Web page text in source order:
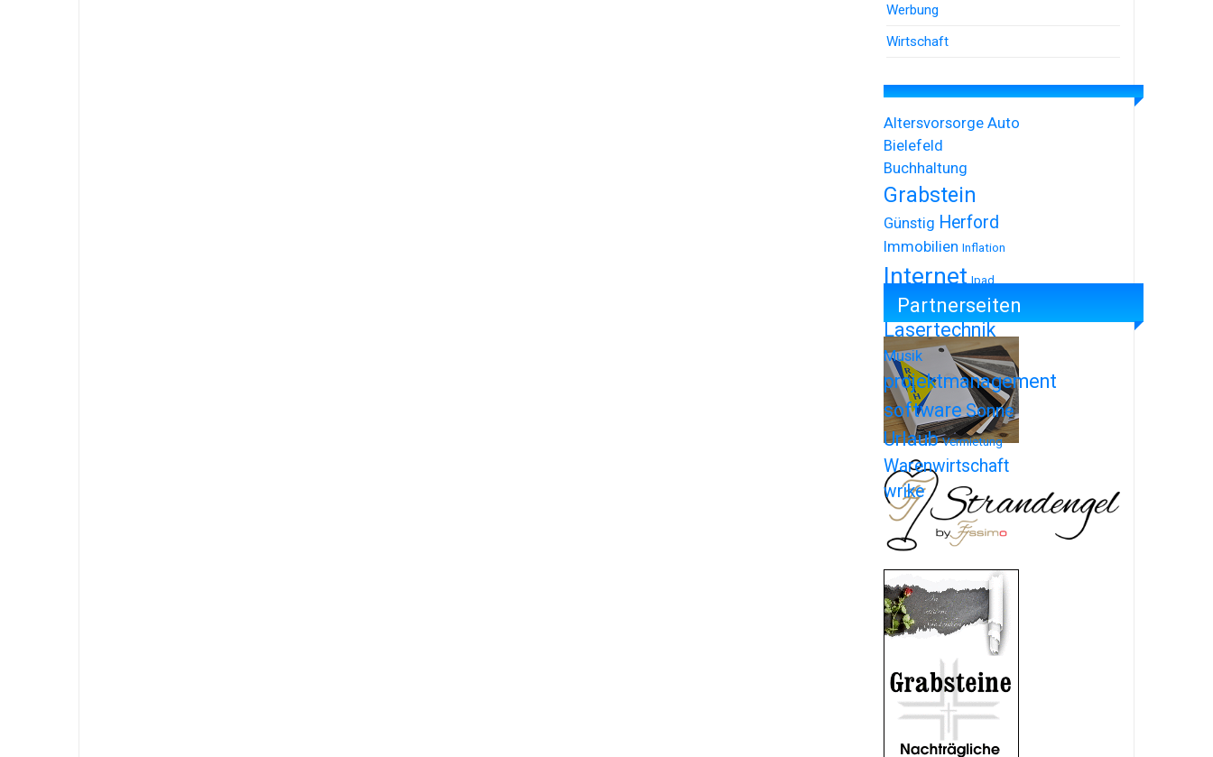
Werbung
Wirtschaft
Altersvorsorge Auto
Bielefeld
Buchhaltung
Grabstein
Günstig Herford
Immobilien Inflation
Internet Ipad
Iphone
Lasertechnik
Musik
projektmanagement
softwareSonne
Urlaub Vermietung
Warenwirtschaft
wrike
Partnerseiten